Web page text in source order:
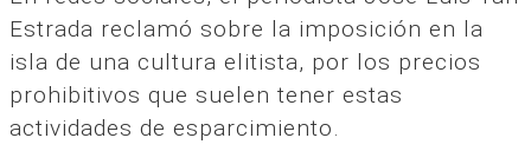
Estrada reclamó sobre la imposición en la
isla de una cultura elitista, por los precios
prohibitivos que suelen tener estas
actividades de esparcimiento.